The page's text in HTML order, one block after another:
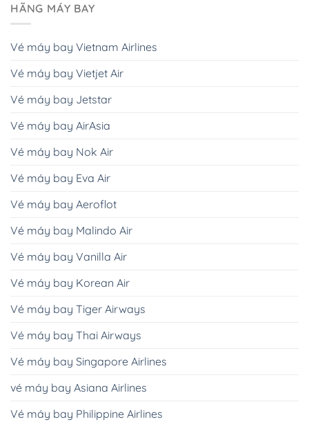
HÃNG MÁY BAY
Vé máy bay Vietnam Airlines
Vé máy bay Vietjet Air
Vé máy bay Jetstar
Vé máy bay AirAsia
Vé máy bay Nok Air
Vé máy bay Eva Air
Vé máy bay Aeroflot
Vé máy bay Malindo Air
Vé máy bay Vanilla Air
Vé máy bay Korean Air
Vé máy bay Tiger Airways
Vé máy bay Thai Airways
Vé máy bay Singapore Airlines
vé máy bay Asiana Airlines
Vé máy bay Philippine Airlines